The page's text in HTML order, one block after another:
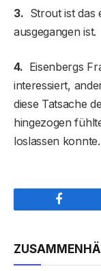
3. Strout ist das
ausgegangen ist.
4. Eisenbergs
interessiert,
diese Tatsache
hingezogen
loslassen konnte.